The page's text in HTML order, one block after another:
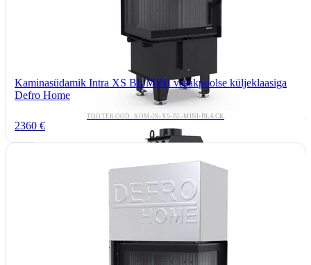
Kaminasüdamik Intra XS BL MINI vasakpoolse küljeklaasiga
Defro Home
TOOTEKOOD: KOM-IN-XS-BL-MINI-BLACK
2360 €